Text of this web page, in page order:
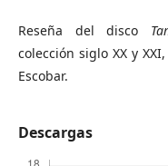
Reseña del disco
colección siglo XX y
Escobar.
Descargas